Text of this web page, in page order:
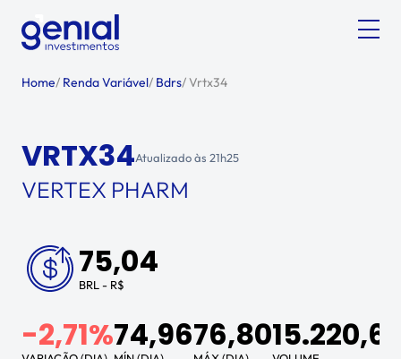
Home/ Renda Variável/ Bdrs/Vrtx34
VRTX34Atualizado às 21h25
VERTEX PHARM
75,04
BRL - R$
-2,71%74,9676,80